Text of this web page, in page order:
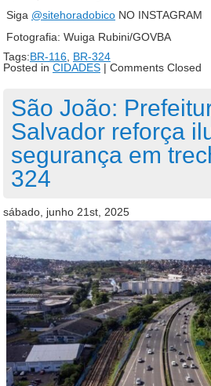
Siga @sitehoradobico NO INSTAGRAM
Fotografia: Wuiga Rubini/GOVBA
Tags:BR-116 BR-324
Posted in CIDADES | Comments Closed
São João:
Salvador reforça
segurança em
324
sábado, junho 21st, 2025